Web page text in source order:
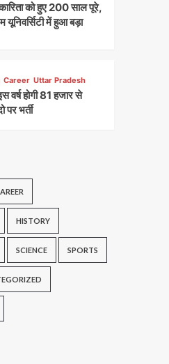
को हुए 200 साल पूरे,
यूनिवर्सिटी में हुआ बड़ा
Career Uttar Pradesh
वर्ष होगी 81 हजार से
पर भर्ती
HISTORY
SCIENCE SPORTS